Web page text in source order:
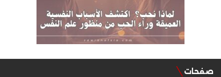
صفحات